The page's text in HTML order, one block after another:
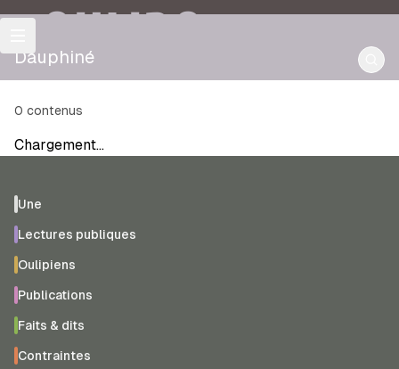
OULIPO
Dauphiné
0 contenus
Chargement…
Une
Lectures publiques
Oulipiens
Publications
Faits & dits
Contraintes